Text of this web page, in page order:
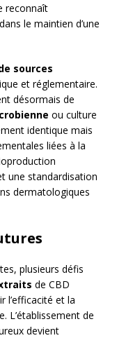
reconnaît
le maintien d’une
sources
et réglementaire.
désormais de
ou culture
identique mais
liées à la
une standardisation
dermatologiques
plusieurs défis
de CBD
l’efficacité et la
L’établissement de
devient